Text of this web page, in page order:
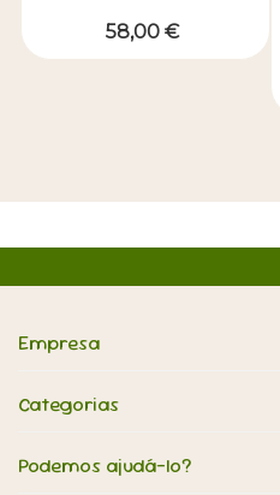
58,00 €
Empresa
Categorias
Podemos ajudá-lo?